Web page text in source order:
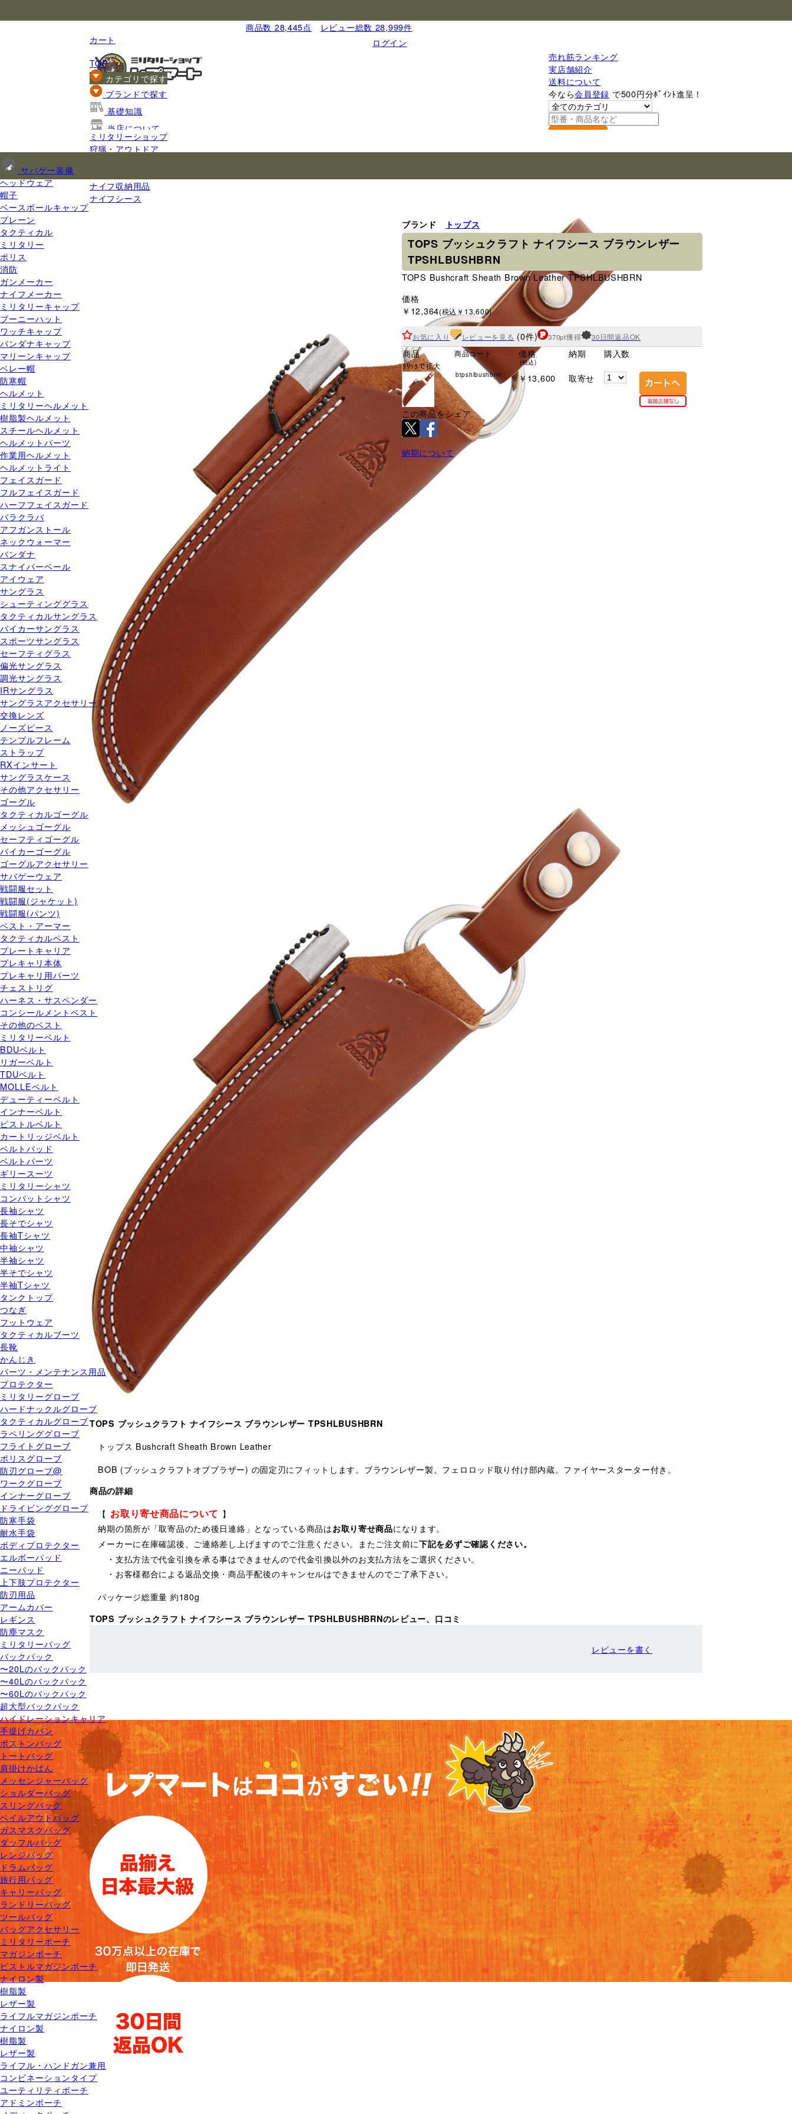
商品数 28,445点
レビュー総数 28,999件
ログイン
カート
売れ筋ランキング
実店舗紹介
送料について
今なら会員登録 で500円分ﾎﾟｲﾝﾄ進呈！
TOP
カテゴリで探す
サバゲー装備
ヘッドウェア
帽子
ベースボールキャップ
プレーン
タクティカル
ミリタリー
ポリス
消防
ガンメーカー
ナイフメーカー
ミリタリーキャップ
ブーニーハット
ワッチキャップ
バンダナキャップ
マリーンキャップ
ベレー帽
防寒帽
ヘルメット
ミリタリーヘルメット
樹脂製ヘルメット
スチールヘルメット
ヘルメットパーツ
作業用ヘルメット
ヘルメットライト
フェイスガード
フルフェイスガード
ハーフフェイスガード
バラクラバ
アフガンストール
ネックウォーマー
バンダナ
スナイパーベール
アイウェア
サングラス
シューティンググラス
タクティカルサングラス
バイカーサングラス
スポーツサングラス
セーフティグラス
偏光サングラス
調光サングラス
IRサングラス
サングラスアクセサリー
交換レンズ
ノーズピース
テンプルフレーム
ストラップ
RXインサート
サングラスケース
その他アクセサリー
ゴーグル
タクティカルゴーグル
メッシュゴーグル
セーフティゴーグル
バイカーゴーグル
ゴーグルアクセサリー
サバゲーウェア
戦闘服セット
戦闘服(ジャケット)
戦闘服(パンツ)
ベスト・アーマー
タクティカルベスト
プレートキャリア
プレキャリ本体
プレキャリ用パーツ
チェストリグ
ハーネス・サスペンダー
コンシールメントベスト
その他のベスト
ミリタリーベルト
BDUベルト
リガーベルト
TDUベルト
MOLLEベルト
デューティーベルト
インナーベルト
ピストルベルト
カートリッジベルト
ベルトパッド
ベルトパーツ
ギリースーツ
ミリタリーシャツ
コンバットシャツ
長袖シャツ
長そでシャツ
長袖Tシャツ
中袖シャツ
半袖シャツ
半そでシャツ
半袖Tシャツ
タンクトップ
つなぎ
フットウェア
タクティカルブーツ
長靴
かんじき
パーツ・メンテナンス用品
プロテクター
ミリタリーグローブ
ハードナックルグローブ
タクティカルグローブ
ラペリンググローブ
フライトグローブ
ポリスグローブ
防刃グローブ@
ワークグローブ
インナーグローブ
ドライビンググローブ
防寒手袋
耐水手袋
ボディプロテクター
エルボーパッド
ニーパッド
上下肢プロテクター
防刃用品
アームカバー
レギンス
防塵マスク
ミリタリーバッグ
バックパック
〜20Lのバックパック
〜40Lのバックパック
〜60Lのバックパック
超大型バックパック
ハイドレーションキャリア
手提げカバン
ボストンバッグ
トートバッグ
肩掛けかばん
メッセンジャーバッグ
ショルダーバッグ
スリングバッグ
ベイルアウトバッグ
ガスマスクバッグ
ダッフルバッグ
レンジバッグ
ドラムバッグ
旅行用バッグ
キャリーバッグ
ランドリーバッグ
ツールバッグ
バッグアクセサリー
ミリタリーポーチ
マガジンポーチ
ピストルマガジンポーチ
ナイロン製
樹脂製
レザー製
ライフルマガジンポーチ
ナイロン製
樹脂製
レザー製
ライフル・ハンドガン兼用
コンビネーションタイプ
ユーティリティポーチ
アドミンポーチ
ブランドで探す
基礎知識
当店について
ご利用ガイド
ミリタリーショップ
狩猟・アウトドア
ナイフ収納用品
ナイフシース
ブランド トップス
TOPS ブッシュクラフト ナイフシース ブラウンレザー
TPSHLBUSHBRN
TOPS Bushcraft Sheath Brown Leather TPSHLBUSHBRN
価格
￥12,364(税込￥13,600)
お気に入り レビューを見る (0件) 370pt獲得 30日間返品OK
商品
ｸﾘｯｸで拡大
商品コード 価格
(税込)
納期 購入数
btpshlbushbrnr ￥13,600 取寄せ
この商品をシェア
納期について
TOPS ブッシュクラフト ナイフシース ブラウンレザー TPSHLBUSHBRN
トップス Bushcraft Sheath Brown Leather
BOB (ブッシュクラフトオブブラザー) の固定刃にフィットします。ブラウンレザー製。フェロロッド取り付け部内蔵。ファイヤースターター付き。
商品の詳細
【 お取り寄せ商品について 】
納期の箇所が「取寄品のため後日連絡」となっている商品はお取り寄せ商品になります。
メーカーに在庫確認後、ご連絡差し上げますのでご注意ください。またご注文前に下記を必ずご確認ください。
・支払方法で代金引換を承る事はできませんので代金引換以外のお支払方法をご選択ください。
・お客様都合による返品交換・商品手配後のキャンセルはできませんのでご了承下さい。
パッケージ総重量 約180g
TOPS ブッシュクラフト ナイフシース ブラウンレザー TPSHLBUSHBRNのレビュー、口コミ
レビューを書く